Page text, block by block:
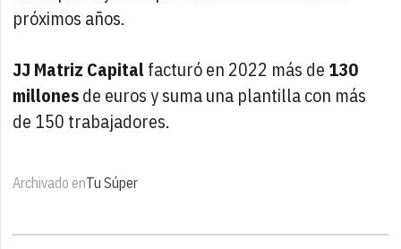
próximos años.
JJ Matriz Capitalfacturó en 2022 más de 130
millonesde euros y suma una plantilla con más
de 150 trabajadores.
Archivado enTu Súper